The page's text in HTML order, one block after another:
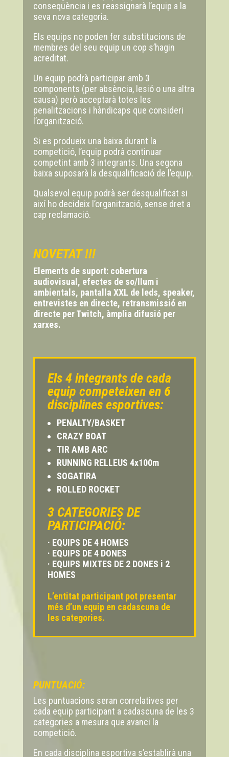
conseqüència i es reassignarà l’equip a la
seva nova categoria.
Els equips no poden fer substitucions de
membres del seu equip un cop s’hagin
acreditat.
Un equip podrà participar amb 3
components (per absència, lesió o una altra
causa) però acceptarà totes les
penalitzacions i hàndicaps que consideri
l’organització.
Si es produeix una baixa durant la
competició, l’equip podrà continuar
competint amb 3 integrants. Una segona
baixa suposarà la desqualificació de l’equip.
Qualsevol equip podrà ser desqualificat si
així ho decideix l’organització, sense dret a
cap reclamació.
NOVETAT !!!
Elements de suport: cobertura
audiovisual, efectes de so/llum i
ambientals, pantalla XXL de leds, speaker,
entrevistes en directe, retransmissió en
directe per Twitch, àmplia difusió per
xarxes.
Els 4 integrants de cada
equip competeixen en 6
disciplines esportives:
PENALTY/BASKET
CRAZY BOAT
TIR AMB ARC
RUNNING RELLEUS 4x100m
SOGATIRA
ROLLED ROCKET
3 CATEGORIES DE
PARTICIPACIÓ:
· EQUIPS DE 4 HOMES
· EQUIPS DE 4 DONES
· EQUIPS MIXTES DE 2 DONES i 2
HOMES
L’entitat participant pot presentar
més d’un equip en cadascuna de
les categories.
PUNTUACIÓ:
Les puntuacions seran correlatives per
cada equip participant a cadascuna de les 3
categories a mesura que avanci la
competició.
En cada disciplina esportiva s’establirà una